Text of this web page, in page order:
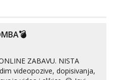
ZABAVU. NISTA